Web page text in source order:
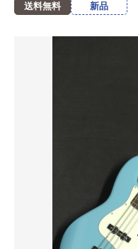
送料無料 新品